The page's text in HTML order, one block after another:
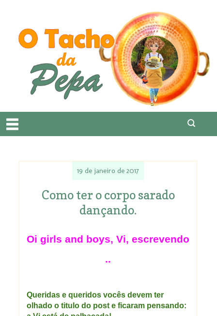
19 de janeiro de 2017
Como ter o corpo sarado
dançando.
Oi girls and boys, Vi, escrevendo
..
Queridas e queridos vocês devem ter
olhado o titulo do post e ficaram pensando: